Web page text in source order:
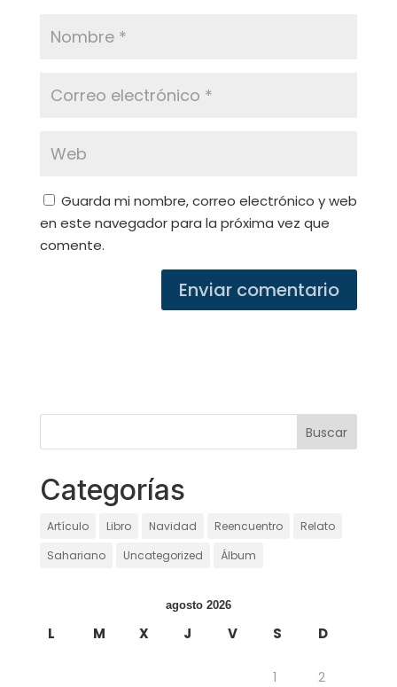
Guarda mi nombre, correo electrónico y web
en este navegador para la próxima vez que
comente.
Categorías
Artículo Libro Navidad Reencuentro
Relato
Sahariano
Uncategorized Álbum
agosto 2026
L M X J V S D
1 2